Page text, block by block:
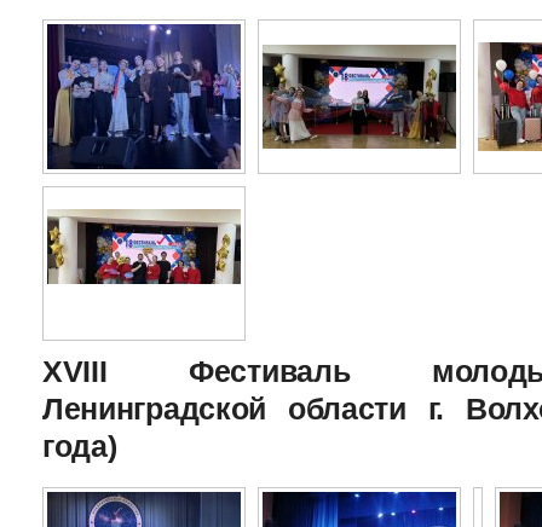
XVIII Фестиваль
Ленинградской области г.
года)